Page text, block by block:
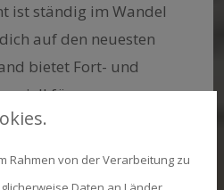
ist ständig im Wandel
auf den neuesten
bietet Fort- und
für
Tiermedizin. Ob
Rahmen von der Verarbeitung zu